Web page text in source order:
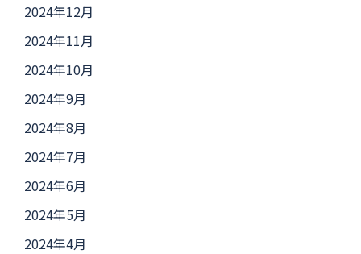
2024年12月
2024年11月
2024年10月
2024年9月
2024年8月
2024年7月
2024年6月
2024年5月
2024年4月